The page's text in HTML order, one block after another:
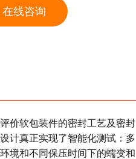
在线咨询
价软包装件的密封工艺及密封
计真正实现了智能化测试：多
境和不同保压时间下的蠕变和